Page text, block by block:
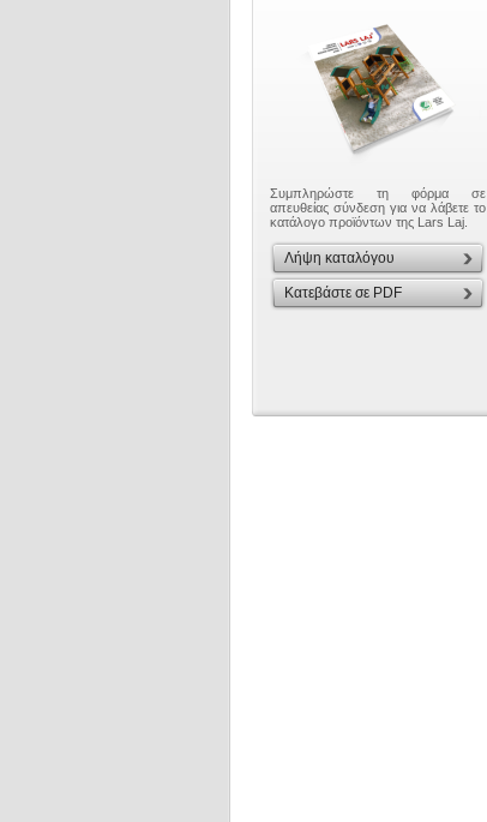
Συμπληρώστε τη φόρμα σε
απευθείας σύνδεση για να λάβετε το
κατάλογο προϊόντων της Lars Laj.
Λήψη καταλόγου
Κατεβάστε σε PDF